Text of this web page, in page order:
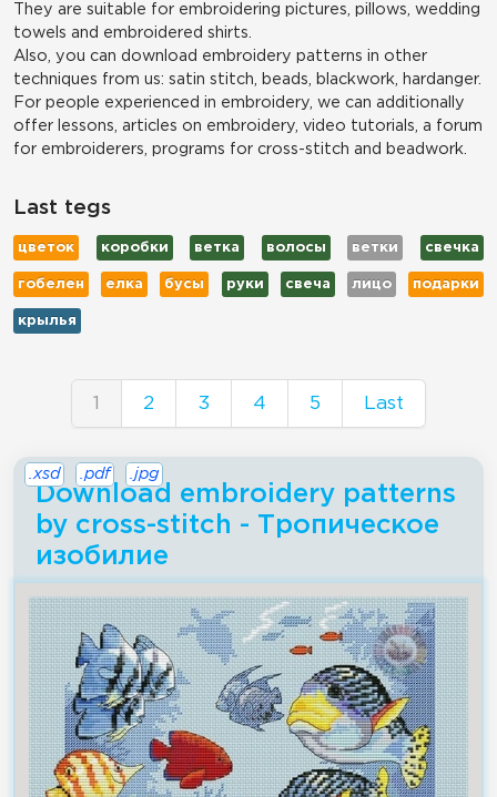
They are suitable for embroidering pictures, pillows, wedding
towels and embroidered shirts.
Also, you can download embroidery patterns in other
techniques from us: satin stitch, beads, blackwork, hardanger.
For people experienced in embroidery, we can additionally
offer lessons, articles on embroidery, video tutorials, a forum
for embroiderers, programs for cross-stitch and beadwork.
Last tegs
цветок коробки ветка волосы ветки свечка
гобелен елка бусы руки свеча лицо подарки
крылья
1 2 3 4 5 Last
Download embroidery patterns
by cross-stitch - Тропическое
изобилие
.xsd .pdf .jpg